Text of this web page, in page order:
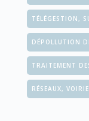
TÉLÉGESTION,
DÉPOLLUTION
TRAITEMENT
RÉSEAUX,